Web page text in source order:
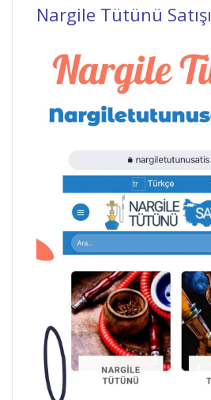
Nargile Tütünü Satışı